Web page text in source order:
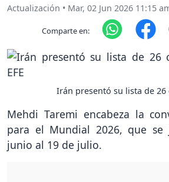
Actualización • Mar, 02 Jun 2026 11:15
Comparte en:
Irán presentó su lista de 26
Mehdi Taremi encabeza la
para el Mundial 2026, que
junio al 19 de julio.